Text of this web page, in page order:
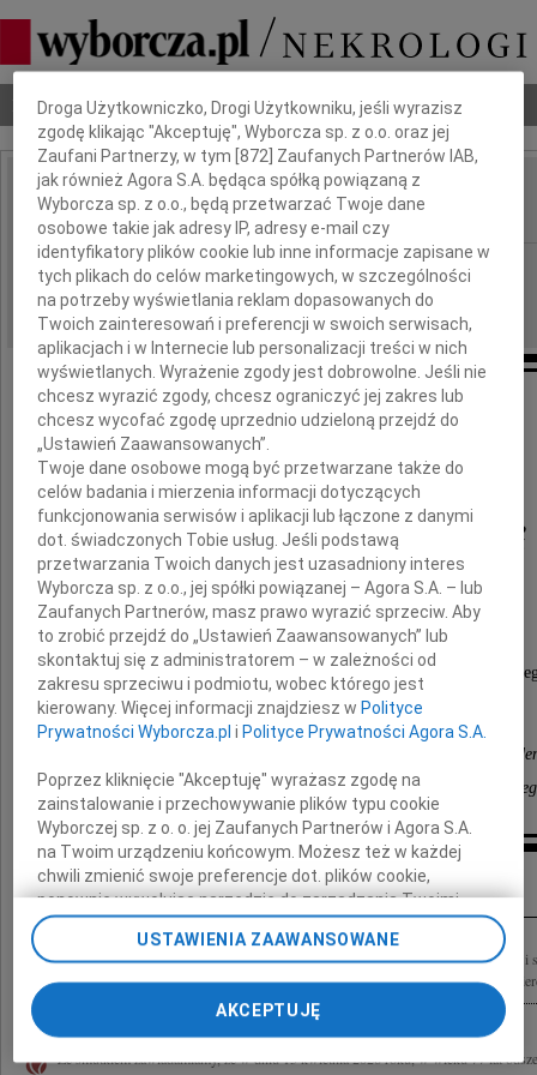
Nekrologi Odeszli Poradnik pogrzebowy
IMIĘ I NAZWISKO: Mirosław Dusza
REGION: Warszawa
DATA EMISJI: 23.04.2026
Z głębokim żalem żegnamy
zmarłego 13 kwietnia 2026 roku
dr. Mirosława Duszę
emerytowanego, wieloletniego pracownika
Katedry Gospodarki Narodowej
Wydziału Zarządzania Uniwersytetu
Dziekan, Rada Wydziału oraz cała społeczność
Wydziału Zarządzania Uniwersytetu
Kondolencje
W dniu 13 kwietnia 2026 r. w Warszawie zmarł Mirosław Dusza Z wielkim żalem i
drogiego szkolnego Kolegę Mirka Duszę. Niespodziewana wiadomość o Jego
Ze smutkiem zawiadamiamy, że w dniu 13 kwietnia 2026 roku, w wieku 77 lat
Dbamy o Twoją prywatność
Droga Użytkowniczko, Drogi Użytkowniku, jeśli wyrazisz
zgodę klikając "Akceptuję", Wyborcza sp. z o.o. oraz jej
Zaufani Partnerzy, w tym [872] Zaufanych Partnerów IAB,
jak również Agora S.A. będąca spółką powiązaną z
Wyborcza sp. z o.o., będą przetwarzać Twoje dane
osobowe takie jak adresy IP, adresy e-mail czy
identyfikatory plików cookie lub inne informacje zapisane w
tych plikach do celów marketingowych, w szczególności
na potrzeby wyświetlania reklam dopasowanych do
Twoich zainteresowań i preferencji w swoich serwisach,
aplikacjach i w Internecie lub personalizacji treści w nich
wyświetlanych. Wyrażenie zgody jest dobrowolne. Jeśli nie
chcesz wyrazić zgody, chcesz ograniczyć jej zakres lub
chcesz wycofać zgodę uprzednio udzieloną przejdź do
„Ustawień Zaawansowanych”.
Twoje dane osobowe mogą być przetwarzane także do
celów badania i mierzenia informacji dotyczących
funkcjonowania serwisów i aplikacji lub łączone z danymi
dot. świadczonych Tobie usług. Jeśli podstawą
przetwarzania Twoich danych jest uzasadniony interes
Wyborcza sp. z o.o., jej spółki powiązanej – Agora S.A. – lub
Zaufanych Partnerów, masz prawo wyrazić sprzeciw. Aby
to zrobić przejdź do „Ustawień Zaawansowanych” lub
skontaktuj się z administratorem – w zależności od
zakresu sprzeciwu i podmiotu, wobec którego jest
kierowany. Więcej informacji znajdziesz wPolityce
Prywatności Wyborcza.pl iPolityce Prywatności Agora S.A.
Poprzez kliknięcie "Akceptuję" wyrażasz zgodę na
zainstalowanie i przechowywanie plików typu cookie
Wyborczej sp. z o. o. jej Zaufanych Partnerów i Agora S.A.
na Twoim urządzeniu końcowym. Możesz też w każdej
chwili zmienić swoje preferencje dot. plików cookie,
ponownie wywołując narzędzie do zarządzania Twoimi
preferencjami dot. przetwarzania danych poprzez
odnośnik „Ustawienia prywatności” w stopce serwisu i
Zmiana ustawień plików cookie możliwa jest także za
pomocą ustawień przeglądarki.
My, nasi Zaufani Partnerzy i Agora S.A. możemy
USTAWIENIA ZAAWANSOWANE
AKCEPTUJĘ